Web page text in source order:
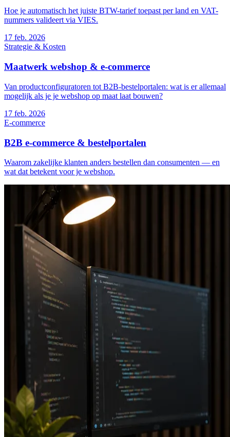
Hoe je automatisch het juiste BTW-tarief toepast per land en VAT-
nummers valideert via VIES.
17 feb. 2026
Strategie & Kosten
Maatwerk webshop & e-commerce
Van productconfiguratoren tot B2B-bestelportalen: wat is er allemaal
mogelijk als je je webshop op maat laat bouwen?
17 feb. 2026
E-commerce
B2B e-commerce & bestelportalen
Waarom zakelijke klanten anders bestellen dan consumenten — en
wat dat betekent voor je webshop.